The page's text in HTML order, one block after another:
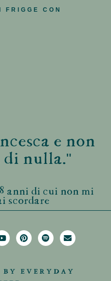
FRIGGE CON
e non
di nulla."
anni di cui non mi
scordare
EVERYDAY